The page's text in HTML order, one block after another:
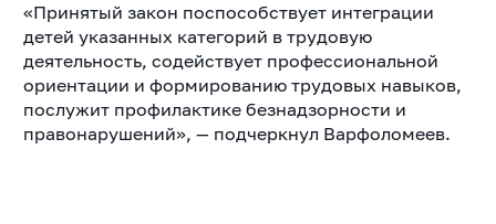
«Принятый закон поспособствует интеграции
детей указанных категорий в трудовую
деятельность, содействует профессиональной
ориентации и формированию трудовых навыков,
послужит профилактике безнадзорности и
правонарушений», — подчеркнул Варфоломеев.